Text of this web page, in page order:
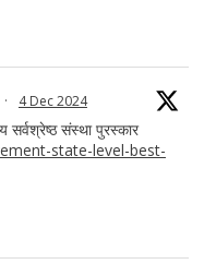
· 4 Dec 2024
सर्वश्रेष्ठ संस्था पुरस्कार
state-level-best-